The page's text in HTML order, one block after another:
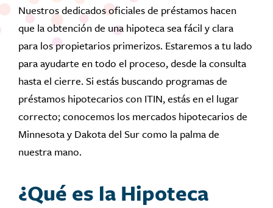
Nuestros dedicados oficiales de préstamos hacen
que la obtención de una hipoteca sea fácil y clara
para los propietarios primerizos. Estaremos a tu lado
para ayudarte en todo el proceso, desde la consulta
hasta el cierre. Si estás buscando programas de
préstamos hipotecarios con ITIN, estás en el lugar
correcto; conocemos los mercados hipotecarios de
Minnesota y Dakota del Sur como la palma de
nuestra mano.
¿Qué es la Hipoteca